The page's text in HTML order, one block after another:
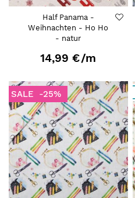
Half Panama -
Weihnachten - Ho Ho
- natur
14,99 €/m
SALE -25%